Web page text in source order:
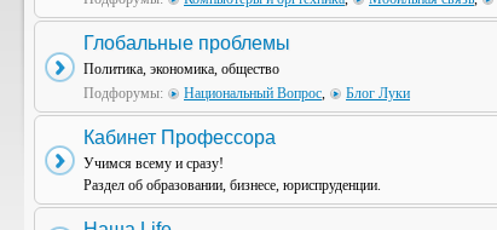
Глобальные проблемы
Политика, экономика, общество
Подфорумы:
Национальный Вопрос, Блог Луки
Кабинет Профессора
Учимся всему и сразу!
Раздел об образовании, бизнесе, юриспруденции.